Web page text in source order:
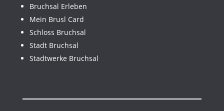
Bruchsal Erleben
Mein Brusl Card
Schloss Bruchsal
Stadt Bruchsal
Stadtwerke Bruchsal